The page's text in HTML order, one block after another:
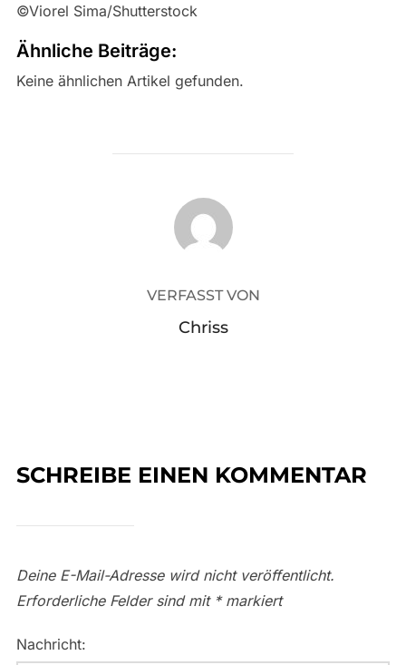
©Viorel Sima/Shutterstock
Ähnliche Beiträge:
Keine ähnlichen Artikel gefunden.
BEITRAGSAUTOR
VERFASST VON
Chriss
SCHREIBE EINEN KOMMENTAR
Deine E-Mail-Adresse wird nicht veröffentlicht.
Erforderliche Felder sind mit *markiert
Nachricht: